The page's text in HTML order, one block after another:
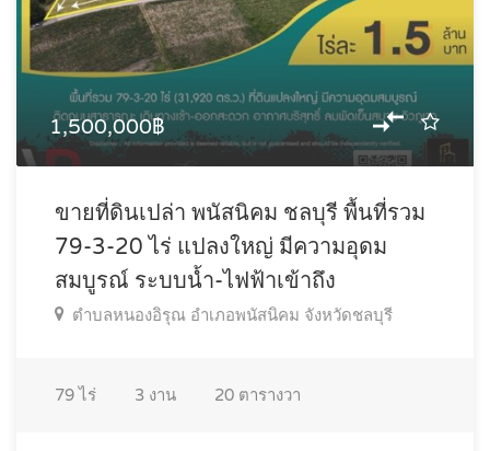
1,500,000฿
ขายที่ดินเปล่า พนัสนิคม ชลบุรี พื้นที่รวม
79-3-20 ไร่ แปลงใหญ่ มีความอุดม
สมบูรณ์ ระบบน้ำ-ไฟฟ้าเข้าถึง
ตำบลหนองอิรุณ อำเภอพนัสนิคม จังหวัดชลบุรี
79ไร่ 3 งาน 20 ตารางวา